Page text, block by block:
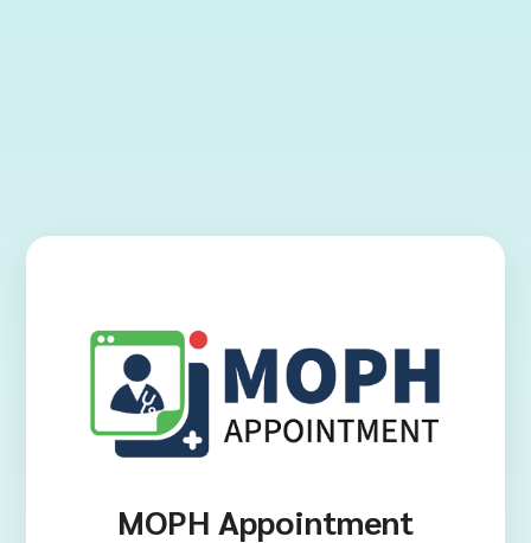
MOPH Appointment